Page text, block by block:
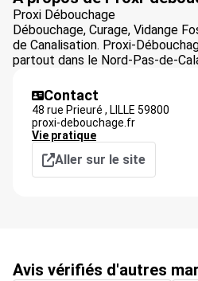
Proxi Débouchage
Débouchage, Curage, Vidange
de Canalisation. Proxi-
partout dans le Nord-Pas-de-
Contact
48 rue Prieuré , LILLE 59800
proxi-debouchage.fr
Vie pratique
Aller sur le site
Avis vérifiés d'autres